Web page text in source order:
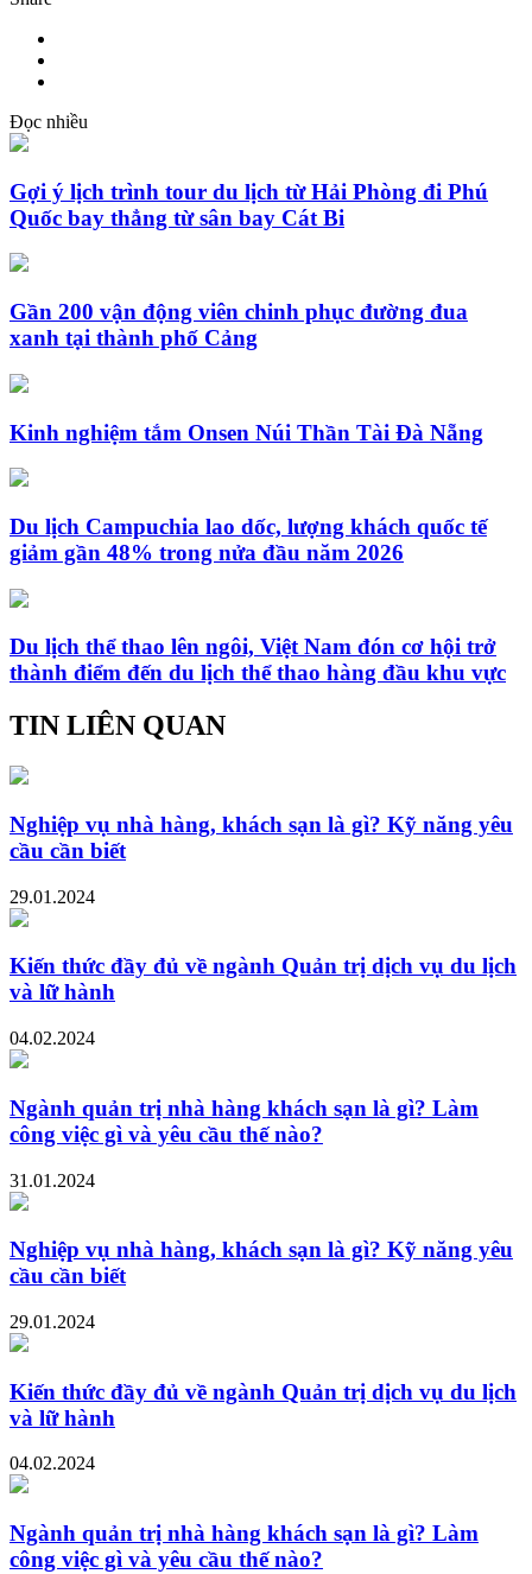
Đọc nhiều
Gợi ý lịch trình tour du lịch từ Hải Phòng đi Phú
Quốc bay thẳng từ sân bay Cát Bi
Gần 200 vận động viên chinh phục đường đua
xanh tại thành phố Cảng
Kinh nghiệm tắm Onsen Núi Thần Tài Đà Nẵng
Du lịch Campuchia lao dốc, lượng khách quốc tế
giảm gần 48% trong nửa đầu năm 2026
Du lịch thể thao lên ngôi, Việt Nam đón cơ hội trở
thành điểm đến du lịch thể thao hàng đầu khu vực
TIN LIÊN QUAN
Nghiệp vụ nhà hàng, khách sạn là gì? Kỹ năng yêu
cầu cần biết
29.01.2024
Kiến thức đầy đủ về ngành Quản trị dịch vụ du lịch
và lữ hành
04.02.2024
Ngành quản trị nhà hàng khách sạn là gì? Làm
công việc gì và yêu cầu thế nào?
31.01.2024
Nghiệp vụ nhà hàng, khách sạn là gì? Kỹ năng yêu
cầu cần biết
29.01.2024
Kiến thức đầy đủ về ngành Quản trị dịch vụ du lịch
và lữ hành
04.02.2024
Ngành quản trị nhà hàng khách sạn là gì? Làm
công việc gì và yêu cầu thế nào?